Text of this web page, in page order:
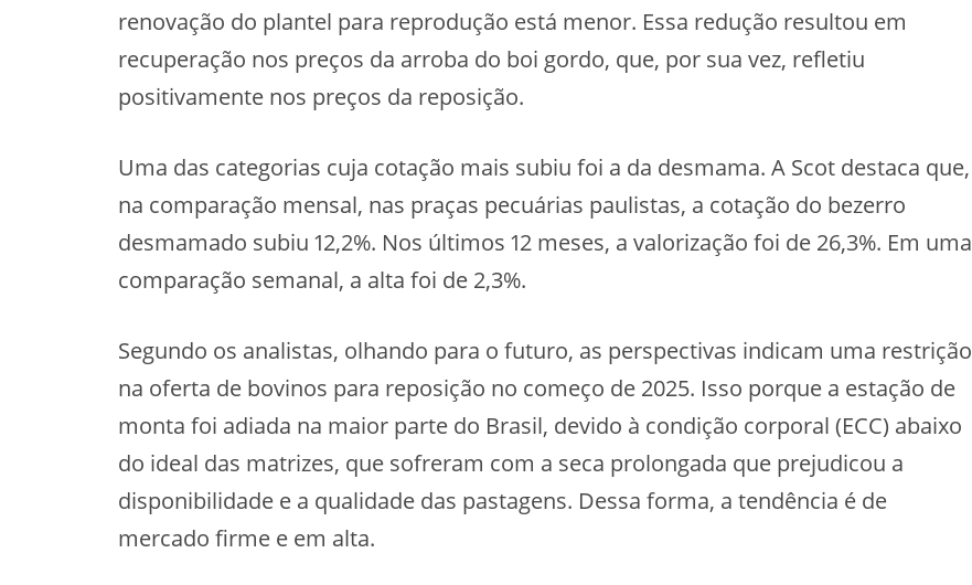
renovação do plantel para reprodução está menor. Essa redução resultou em
recuperação nos preços da arroba do boi gordo, que, por sua vez, refletiu
positivamente nos preços da reposição.
Uma das categorias cuja cotação mais subiu foi a da desmama. A Scot destaca que,
na comparação mensal, nas praças pecuárias paulistas, a cotação do bezerro
desmamado subiu 12,2%. Nos últimos 12 meses, a valorização foi de 26,3%. Em uma
comparação semanal, a alta foi de 2,3%.
Segundo os analistas, olhando para o futuro, as perspectivas indicam uma restrição
na oferta de bovinos para reposição no começo de 2025. Isso porque a estação de
monta foi adiada na maior parte do Brasil, devido à condição corporal (ECC) abaixo
do ideal das matrizes, que sofreram com a seca prolongada que prejudicou a
disponibilidade e a qualidade das pastagens. Dessa forma, a tendência é de
mercado firme e em alta.